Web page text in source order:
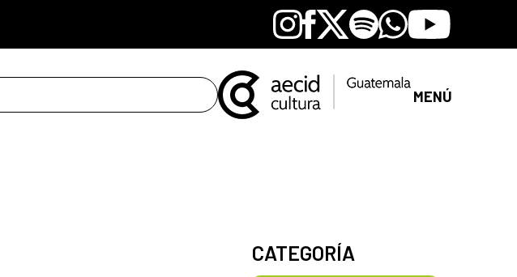
Instagram
Facebook
X SpotifyWhatsapp
Youtube
MENÚ
CATEGORÍA